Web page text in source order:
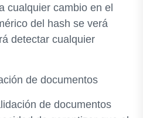
cualquier cambio en el
del hash se verá
detectar cualquier
de documentos
de documentos